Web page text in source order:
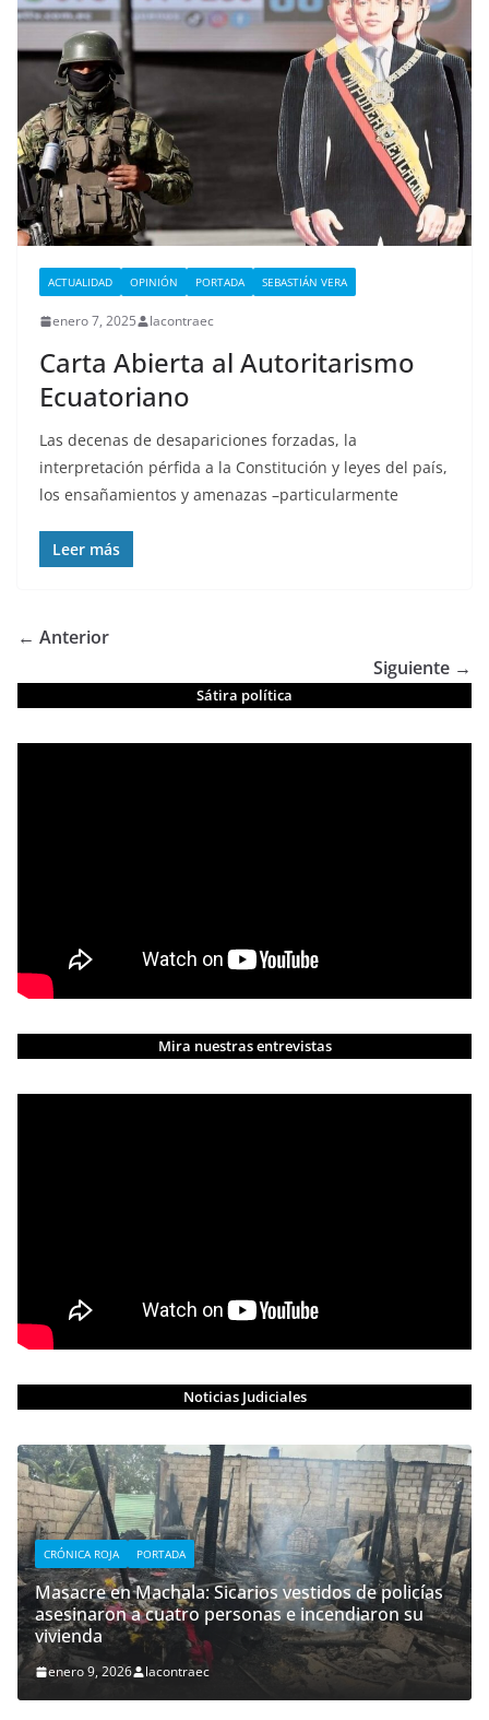
ACTUALIDAD OPINIÓN PORTADA SEBASTIÁN VERA
enero 7, 2025 lacontraec
Carta Abierta al Autoritarismo
Ecuatoriano
Las decenas de desapariciones forzadas, la
interpretación pérfida a la Constitución y leyes del país,
los ensañamientos y amenazas –particularmente
Leer más
← Anterior
Siguiente →
Sátira política
Mira nuestras entrevistas
Noticias Judiciales
CRÓNICA ROJA PORTADA
Masacre en Machala: Sicarios vestidos de policías
asesinaron a cuatro personas e incendiaron su
vivienda
enero 9, 2026 lacontraec